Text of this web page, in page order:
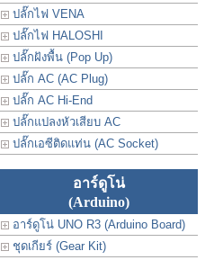
ปลั๊กไฟ VENA
ปลั๊กไฟ HALOSHI
ปลั๊กฝังพื้น (Pop Up)
ปลั๊ก AC (AC Plug)
ปลั๊ก AC Hi-End
ปลั๊กแปลงหัวเสียบ AC
ปลั๊กเอซีติดแท่น (AC Socket)
อาร์ดูโน่
(Arduino)
อาร์ดูโน่ UNO R3 (Arduino Board)
ชุดเกียร์ (Gear Kit)